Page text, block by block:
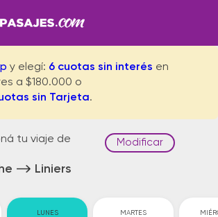
y elegí: 6 cuotas sin interés en
a $180.000 o
sin Tarjeta.
tu viaje de
Liniers
Modificar
LUNES MARTES